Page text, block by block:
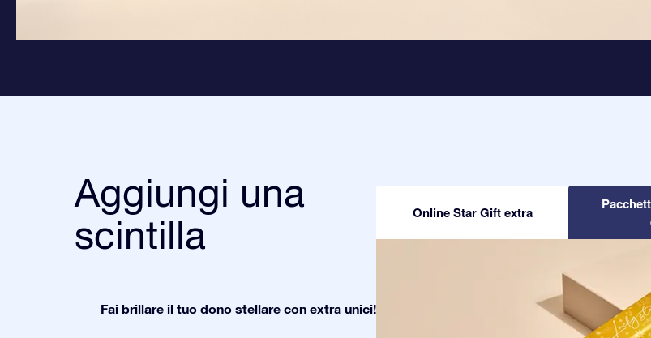
Aggiungi una
scintilla
Fai brillare il tuo dono stellare con extra unici!
Online Star Gift extra